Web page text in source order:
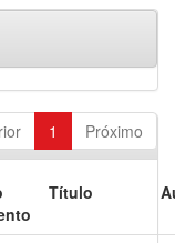
1 Próximo
Título